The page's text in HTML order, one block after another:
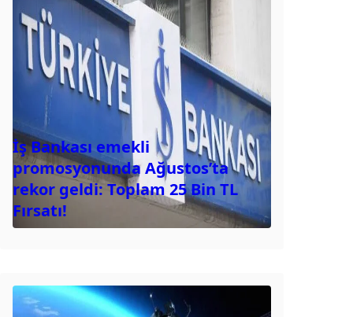
İş Bankası emekli
promosyonunda Ağustos’ta
rekor geldi: Toplam 25 Bin TL
Fırsatı!